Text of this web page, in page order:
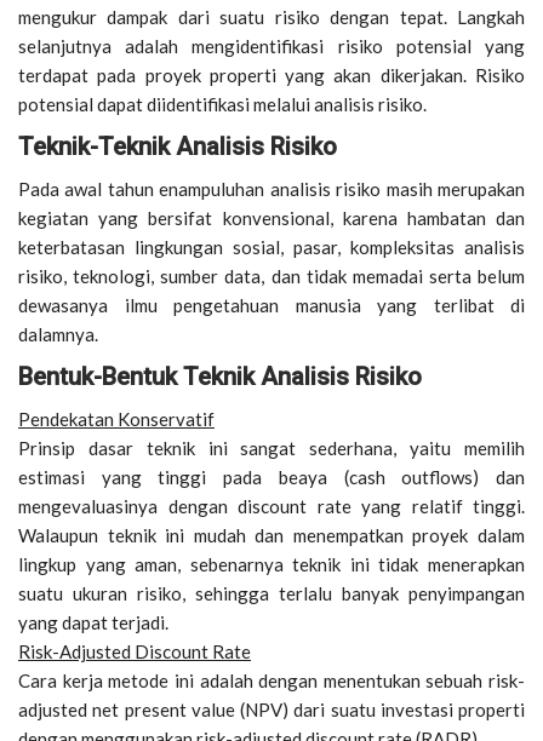
mengukur dampak dari suatu risiko dengan tepat. Langkah
selanjutnya adalah mengidentifikasi risiko potensial yang
terdapat pada proyek properti yang akan dikerjakan. Risiko
potensial dapat diidentifikasi melalui analisis risiko.
Teknik-Teknik Analisis Risiko
Pada awal tahun enampuluhan analisis risiko masih merupakan
kegiatan yang bersifat konvensional, karena hambatan dan
keterbatasan lingkungan sosial, pasar, kompleksitas analisis
risiko, teknologi, sumber data, dan tidak memadai serta belum
dewasanya ilmu pengetahuan manusia yang terlibat di
dalamnya.
Bentuk-Bentuk Teknik Analisis Risiko
Pendekatan Konservatif
Prinsip dasar teknik ini sangat sederhana, yaitu memilih
estimasi yang tinggi pada beaya (cash outflows) dan
mengevaluasinya dengan discount rate yang relatif tinggi.
Walaupun teknik ini mudah dan menempatkan proyek dalam
lingkup yang aman, sebenarnya teknik ini tidak menerapkan
suatu ukuran risiko, sehingga terlalu banyak penyimpangan
yang dapat terjadi.
Risk-Adjusted Discount Rate
Cara kerja metode ini adalah dengan menentukan sebuah risk-
adjusted net present value (NPV) dari suatu investasi properti